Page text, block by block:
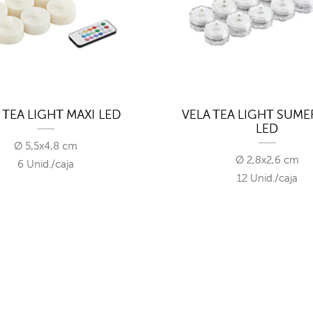
TEA LIGHT MAXI LED
Ø 5,5x4,8 cm
6 Unid./caja
VELA TEA LIGHT
LED
Ø 2,8x2,6 cm
12 Unid./caja